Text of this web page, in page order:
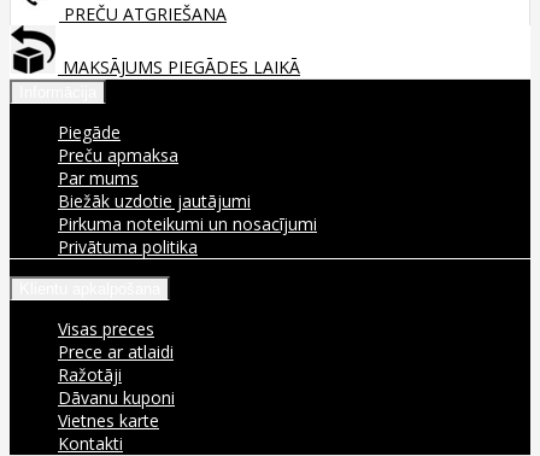
PREČU ATGRIEŠANA
MAKSĀJUMS PIEGĀDES LAIKĀ
Piegāde
Preču apmaksa
Par mums
Biežāk uzdotie jautājumi
Pirkuma noteikumi un nosacījumi
Privātuma politika
Visas preces
Prece ar atlaidi
Ražotāji
Dāvanu kuponi
Vietnes karte
Kontakti